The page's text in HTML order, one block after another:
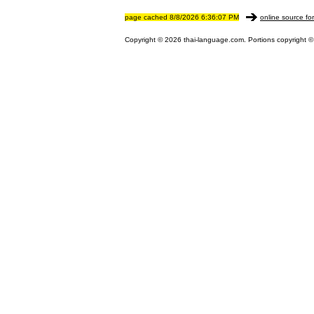
page cached 8/8/2026 6:36:07 PM online source
Copyright © 2026 thai-language.com. Portions copyright